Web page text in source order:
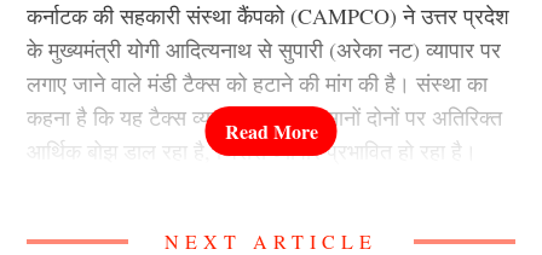
कर्नाटक की सहकारी संस्था कैंपको (CAMPCO) ने उत्तर प्रदेश
के मुख्यमंत्री योगी आदित्यनाथ से सुपारी (अरेका नट) व्यापार पर
लगाए जाने वाले मंडी टैक्स को हटाने की मांग की है। संस्था का
कहना है कि यह टैक्स व्यापारियों और किसानों दोनों पर अतिरिक्त
आर्थिक बोझ डाल रहा है, जिससे व्यापार प्रभावित हो रहा है।
NEXT ARTICLE